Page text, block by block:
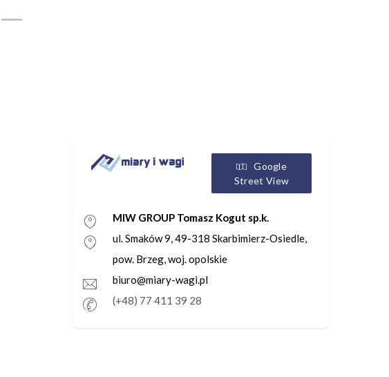
Google
Street View
MIW GROUP Tomasz Kogut sp.k.
ul. Smaków 9, 49-318 Skarbimierz-Osiedle,
pow. Brzeg, woj. opolskie
biuro@miary-wagi.pl
(+48) 77 411 39 28